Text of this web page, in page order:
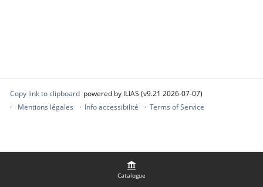
Catalogue
Copy link to clipboard powered by ILIAS (v9.21 2026-07-07)
Mentions légales
Info accessibilité Terms of Service